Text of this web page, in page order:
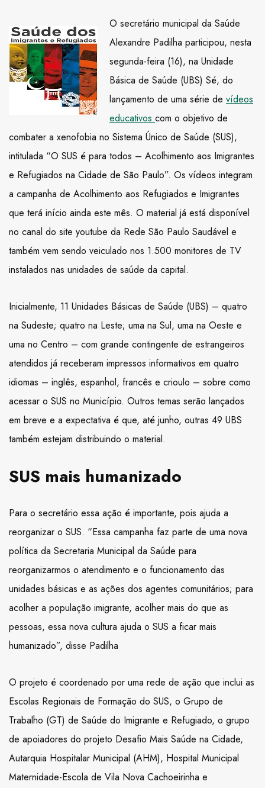
O secretário municipal da Saúde
Alexandre Padilha participou, nesta
segunda-feira (16), na Unidade
Básica de Saúde (UBS) Sé, do
lançamento de uma série de vídeos
educativos com o objetivo de
combater a xenofobia no Sistema Único de Saúde (SUS),
intitulada “O SUS é para todos – Acolhimento aos Imigrantes
e Refugiados na Cidade de São Paulo”. Os vídeos integram
a campanha de Acolhimento aos Refugiados e Imigrantes
que terá início ainda este mês. O material já está disponível
no canal do site youtube da Rede São Paulo Saudável e
também vem sendo veiculado nos 1.500 monitores de TV
instalados nas unidades de saúde da capital.
Inicialmente, 11 Unidades Básicas de Saúde (UBS) – quatro
na Sudeste; quatro na Leste; uma na Sul, uma na Oeste e
uma no Centro – com grande contingente de estrangeiros
atendidos já receberam impressos informativos em quatro
idiomas – inglês, espanhol, francês e crioulo – sobre como
acessar o SUS no Município. Outros temas serão lançados
em breve e a expectativa é que, até junho, outras 49 UBS
também estejam distribuindo o material.
SUS mais humanizado
Para o secretário essa ação é importante, pois ajuda a
reorganizar o SUS. “Essa campanha faz parte de uma nova
política da Secretaria Municipal da Saúde para
reorganizarmos o atendimento e o funcionamento das
unidades básicas e as ações dos agentes comunitários; para
acolher a população imigrante, acolher mais do que as
pessoas, essa nova cultura ajuda o SUS a ficar mais
humanizado”, disse Padilha
O projeto é coordenado por uma rede de ação que inclui as
Escolas Regionais de Formação do SUS, o Grupo de
Trabalho (GT) de Saúde do Imigrante e Refugiado, o grupo
de apoiadores do projeto Desafio Mais Saúde na Cidade,
Autarquia Hospitalar Municipal (AHM), Hospital Municipal
Maternidade-Escola de Vila Nova Cachoeirinha e